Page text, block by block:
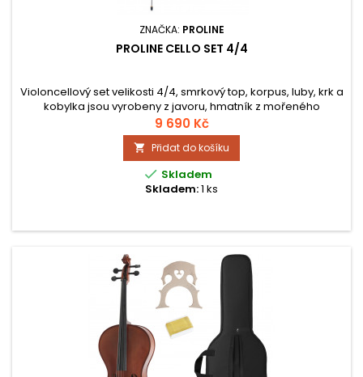
ZNAČKA: PROLINE
PROLINE CELLO SET 4/4
Violoncellový set velikosti 4/4, smrkový top, korpus, luby, krk a
kobylka jsou vyrobeny z javoru, hmatník z mořeného
lipového dřeva, kolíky z hardwood. Součástí tohoto setu je
smyčec a obal.
9 690 Kč
 Přidat do košíku
 Skladem
Skladem:1 ks